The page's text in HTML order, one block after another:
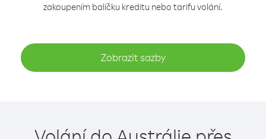
zakoupením balíčku kreditu nebo tarifu volání.
Zobrazit sazby